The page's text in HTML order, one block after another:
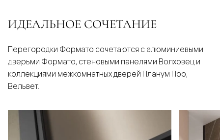
ИДЕАЛЬНОЕ СОЧЕТАНИЕ
Перегородки Формато сочетаются с алюминиевыми
дверьми Формато, стеновыми панелями Волховец и
коллекциями межкомнатных дверей Планум Про,
Вельвет.